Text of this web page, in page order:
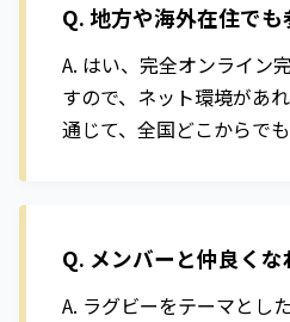
Q. 地方や海外在住で
A. はい、完全オンライン
すので、ネット環境があ
通じて、全国どこからで
Q. メンバーと仲良く
A. ラグビーをテーマとし